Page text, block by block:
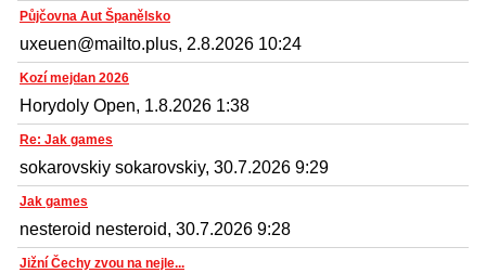
Půjčovna Aut Španělsko
uxeuen@mailto.plus, 2.8.2026 10:24
Kozí mejdan 2026
Horydoly Open, 1.8.2026 1:38
Re: Jak games
sokarovskiy sokarovskiy, 30.7.2026 9:29
Jak games
nesteroid nesteroid, 30.7.2026 9:28
Jižní Čechy zvou na nejle...